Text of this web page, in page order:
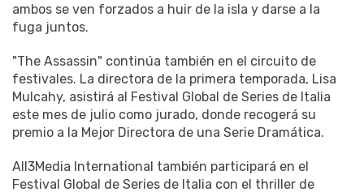
ambos se ven forzados a huir de la isla y darse a la
fuga juntos.
"The Assassin" continúa también en el circuito de
festivales. La directora de la primera temporada, Lisa
Mulcahy, asistirá al Festival Global de Series de Italia
este mes de julio como jurado, donde recogerá su
premio a la Mejor Directora de una Serie Dramática.
All3Media International también participará en el
Festival Global de Series de Italia con el thriller de